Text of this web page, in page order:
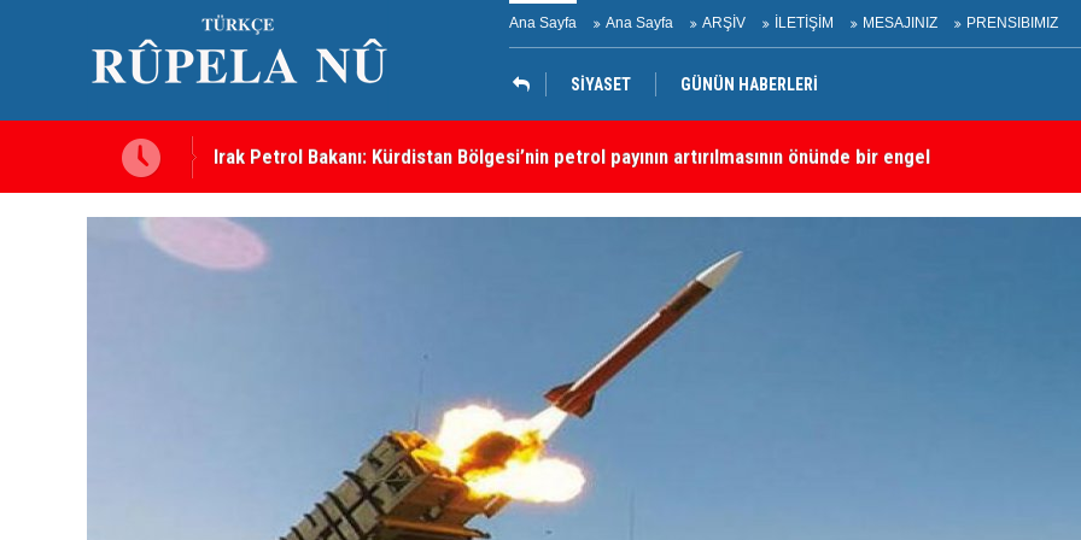
Ana Sayfa Ana Sayfa ARŞİV İLETİŞİM MESAJINIZ PRENSIBIMIZ
SİYASET GÜNÜN HABERLERİ
Süleymaniye’de Komele karargahına saldırı